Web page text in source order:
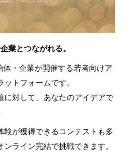
業とつながれる。
体・企業が開催する若者向けア
トフォームです。
に対して、あなたのアイデアで
験が獲得できるコンテストも多
ライン完結で挑戦できます。